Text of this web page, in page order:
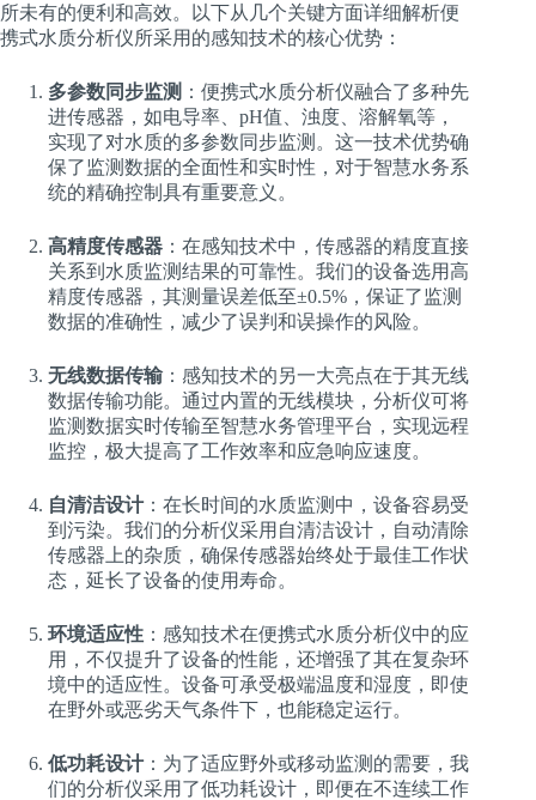
所未有的便利和高效。以下从几个关键方面详细解析便
携式水质分析仪所采用的感知技术的核心优势：
多参数同步监测 ：便携式水质分析仪融合了多种先
进传感器，如电导率、pH值、浊度、溶解氧等，
实现了对水质的多参数同步监测。这一技术优势确
保了监测数据的全面性和实时性，对于智慧水务系
统的精确控制具有重要意义。
高精度传感器 ：在感知技术中，传感器的精度直接
关系到水质监测结果的可靠性。我们的设备选用高
精度传感器，其测量误差低至±0.5%，保证了监测
数据的准确性，减少了误判和误操作的风险。
无线数据传输 ：感知技术的另一大亮点在于其无线
数据传输功能。通过内置的无线模块，分析仪可将
监测数据实时传输至智慧水务管理平台，实现远程
监控，极大提高了工作效率和应急响应速度。
自清洁设计：在长时间的水质监测中，设备容易受
到污染。我们的分析仪采用自清洁设计，自动清除
传感器上的杂质，确保传感器始终处于最佳工作状
态，延长了设备的使用寿命。
环境适应性 ：感知技术在便携式水质分析仪中的应
用，不仅提升了设备的性能，还增强了其在复杂环
境中的适应性。设备可承受极端温度和湿度，即使
在野外或恶劣天气条件下，也能稳定运行。
低功耗设计：为了适应野外或移动监测的需要，我
们的分析仪采用了低功耗设计，即便在不连续工作